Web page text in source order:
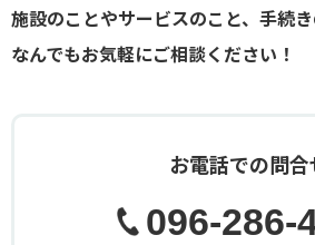
施設のことやサービスのこと、手続
なんでもお気軽にご相談ください！
お電話での問合
096-286-